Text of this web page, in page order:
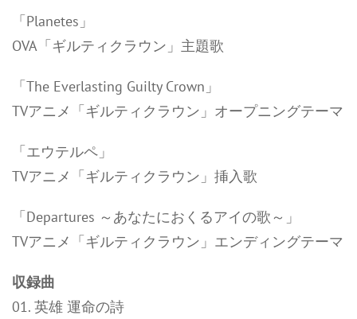
「Planetes」
OVA「ギルティクラウン」主題歌
「The Everlasting Guilty Crown」
TVアニメ「ギルティクラウン」オープニングテーマ
「エウテルペ」
TVアニメ「ギルティクラウン」挿入歌
「Departures ～あなたにおくるアイの歌～」
TVアニメ「ギルティクラウン」エンディングテーマ
収録曲
01. 英雄 運命の詩